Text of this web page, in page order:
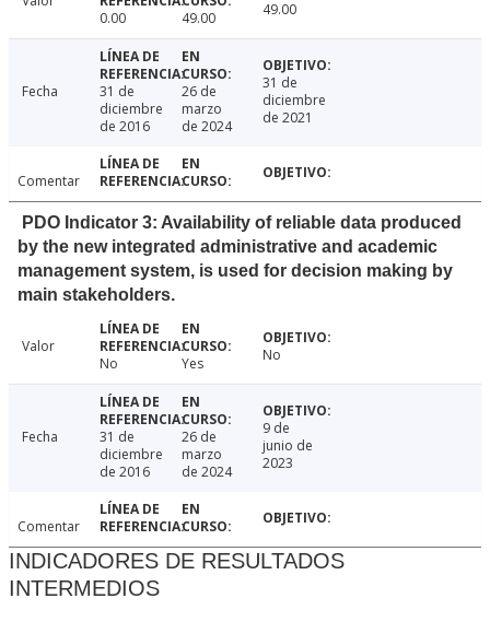
0.00
49.00 49.00
Fecha
31 de
diciembre
de 2016
26 de
marzo
de 2024
31 de
diciembre
de 2021
Comentar
PDO Indicator 3: Availability of reliable data produced
by the new integrated administrative and academic
management system, is used for decision making by
main stakeholders.
Valor
No
Yes No
Fecha
31 de
diciembre
de 2016
26 de
marzo
de 2024
9 de
junio de
2023
Comentar
INDICADORES DE RESULTADOS
INTERMEDIOS